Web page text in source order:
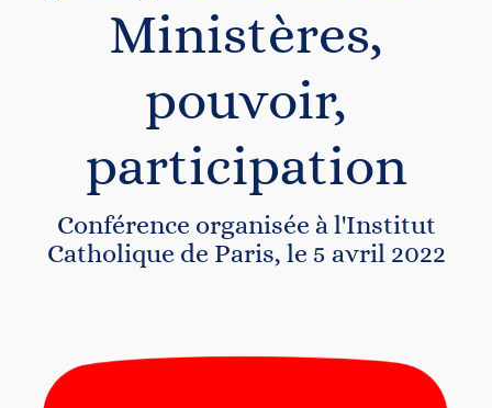
Ministères,
pouvoir,
participation
Conférence organisée à l'Institut
Catholique de Paris, le 5 avril 2022